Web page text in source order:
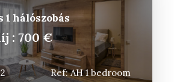
1 hálószobás
: 700 €
Ref: AH 1 bedroom